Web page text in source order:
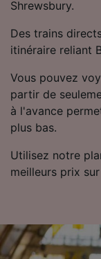
Shrewsbury.
Des trains
itinéraire reliant
Vous pouvez
partir de
à l'avance
plus bas.
Utilisez notre
meilleurs prix